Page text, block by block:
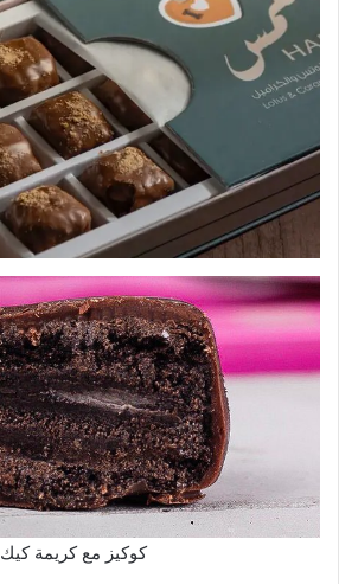
كوكيز مع كريمة كيك